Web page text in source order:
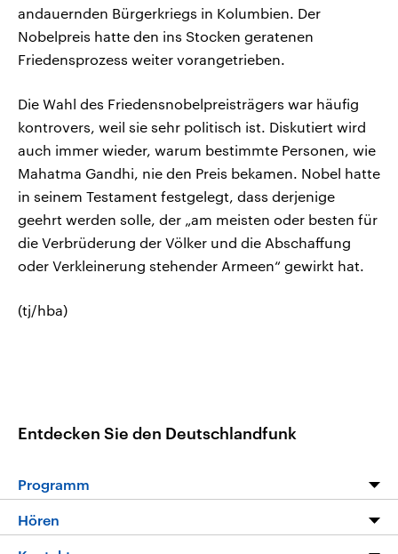
andauernden Bürgerkriegs in Kolumbien. Der
Nobelpreis hatte den ins Stocken geratenen
Friedensprozess weiter vorangetrieben.
Die Wahl des Friedensnobelpreisträgers war häufig
kontrovers, weil sie sehr politisch ist. Diskutiert wird
auch immer wieder, warum bestimmte Personen, wie
Mahatma Gandhi, nie den Preis bekamen. Nobel hatte
in seinem Testament festgelegt, dass derjenige
geehrt werden solle, der „am meisten oder besten für
die Verbrüderung der Völker und die Abschaffung
oder Verkleinerung stehender Armeen“ gewirkt hat.
(tj/hba)
Entdecken Sie den Deutschlandfunk
Programm
Programm
Hören
Livestream